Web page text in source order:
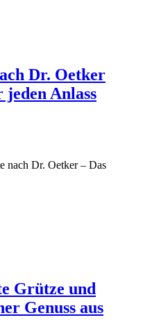
Dr. Oetker
jeden Anlass
nach Dr. Oetker – Das
Grütze und
Genuss aus